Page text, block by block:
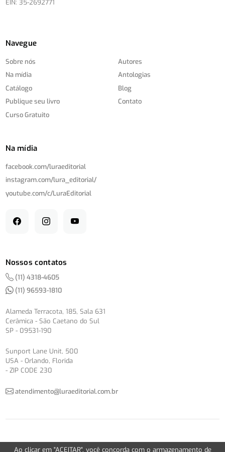
EIN: 35-2692771
Navegue
Sobre nós
Na mídia
Catálogo
Publique seu livro
Curso Gratuito
Autores
Antologias
Blog
Contato
Na mídia
facebook.com/luraeditorial
instagram.com/lura_editorial/
youtube.com/c/LuraEditorial
Nossos contatos
(11) 4318-4605
(11) 96593-1810
Alameda Terracota, 185, Sala 631
Cerâmica - São Caetano do Sul
SP - 09531-190
Sunport Lane Unit, 500
USA - Orlando, Florida
- ZIP CODE 230
atendimento@luraeditorial.com.br
© Copyright 2012-2026 -Política de Privacidade
Ao clicar em "ACEITAR", você concorda com o armazenamento de